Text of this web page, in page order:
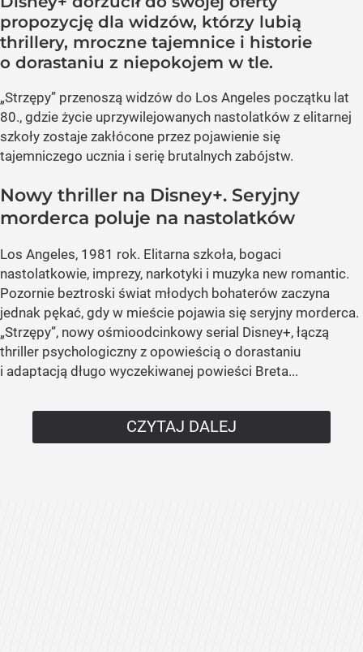
propozycję dla widzów, którzy lubią
thrillery, mroczne tajemnice i historie
o dorastaniu z niepokojem w tle.
„Strzępy” przenoszą widzów do Los Angeles początku lat
80., gdzie życie uprzywilejowanych nastolatków z elitarnej
szkoły zostaje zakłócone przez pojawienie się
tajemniczego ucznia i serię brutalnych zabójstw.
Nowy thriller na Disney+. Seryjny
morderca poluje na nastolatków
Los Angeles, 1981 rok. Elitarna szkoła, bogaci
nastolatkowie, imprezy, narkotyki i muzyka new romantic.
Pozornie beztroski świat młodych bohaterów zaczyna
jednak pękać, gdy w mieście pojawia się seryjny morderca.
„Strzępy”, nowy ośmioodcinkowy serial Disney+, łączą
thriller psychologiczny z opowieścią o dorastaniu
i adaptacją długo wyczekiwanej powieści Breta...
CZYTAJ DALEJ